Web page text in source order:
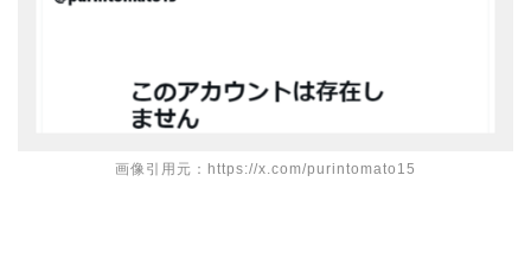
画像引用元：https://x.com/purintomato15